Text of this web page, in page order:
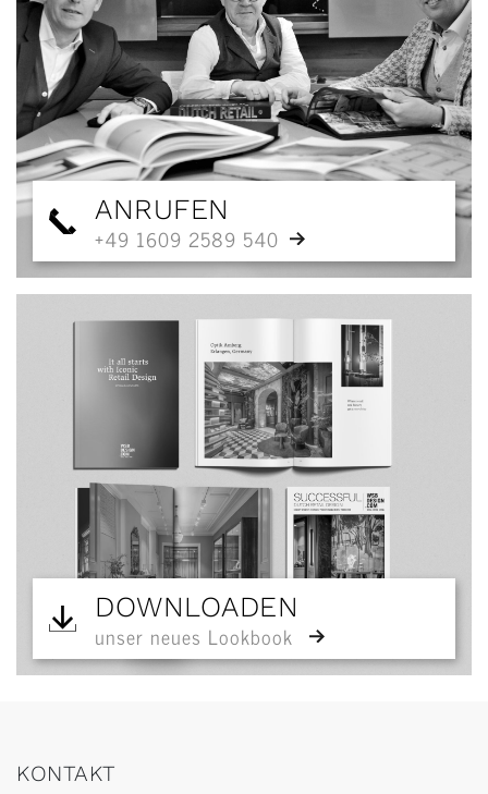
ANRUFEN
+49 1609 2589 540
DOWNLOADEN
unser neues Lookbook
KONTAKT